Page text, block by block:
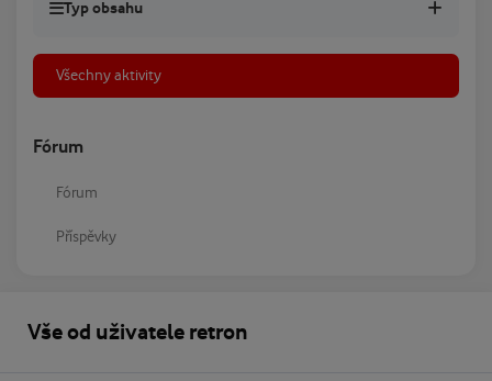
Typ obsahu
Všechny aktivity
Fórum
Fórum
Příspěvky
Vše od uživatele retron